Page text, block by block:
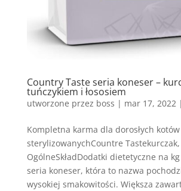
Country Taste seria koneser –
tuńczykiem i łososiem
utworzone przez boss | mar 17, 2022|
Kompletna karma dla dorosłych kotów
sterylizowanychCountre Tastekurczak,
OgólneSkładDodatki dietetyczne na
seria koneser, która to nazwa
wysokiej smakowitości. Większa